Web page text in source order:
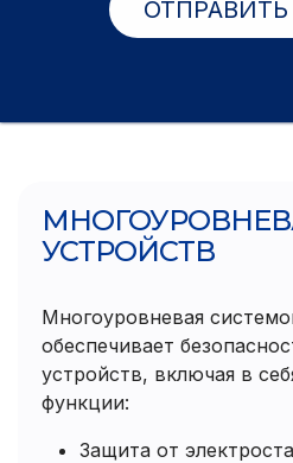
УСТРОЙСТВ
Многоуровневая
обеспечивает
устройств, включая в
функции:
Защита от